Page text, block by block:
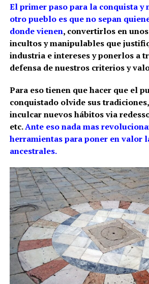
El primer paso para la conquista y
otro pueblo es que no sepan
donde vienen, convertirlos en
incultos y manipulables que
industria e intereses y ponerlos a
defensa de nuestros criterios y
Para eso tienen que hacer que el
conquistado olvide sus
inculcar nuevos hábitos via
etc.Ante eso nada mas
herramientas para poner en valor
ancestrales.